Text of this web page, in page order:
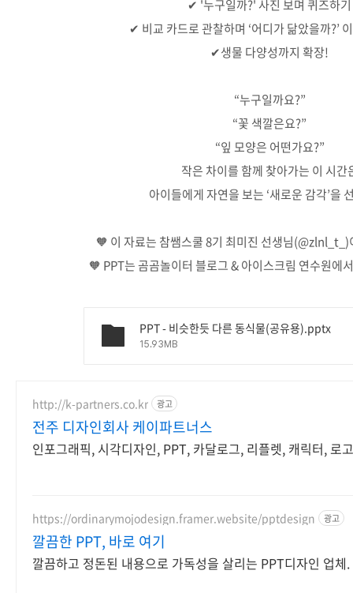
✔ '누구일까?' 사진 보며 퀴즈하기
✔ 비교 카드로 관찰하며 ‘어디가 닮았을까?’
✔생물 다양성까지 확장!
“누구일까요?”
“꽃 색깔은요?”
“잎 모양은 어떤가요?”
작은 차이를 함께 찾아가는 이 시간
아이들에게 자연을 보는 ‘새로운 감각’을
🧡 이 자료는 참쌤스쿨 8기 최미진 선생님
🧡 PPT는 곰곰놀이터 블로그 & 아이스크림 연수원에
PPT - 비슷한듯 다른 동식물(공유용).pptx
15.93MB
http://k-partners.co.kr 광고
전주 디자인회사 케이파트너스
인포그래픽, 시각디자인, PPT, 카달로그, 리플렛, 캐릭터, 로
https://ordinarymojodesign.framer.website/pptdesign 광고
깔끔한 PPT, 바로 여기
깔끔하고 정돈된 내용으로 가독성을 살리는 PPT디자인 업체.